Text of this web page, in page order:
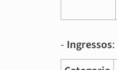
- Ingressos: